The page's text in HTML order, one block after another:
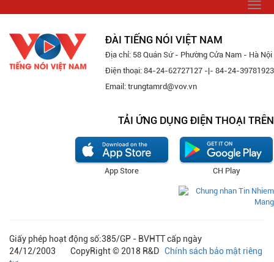
ĐÀI TIẾNG NÓI VIỆT NAM
Địa chỉ: 58 Quán Sứ - Phường Cửa Nam - Hà Nội
Điện thoại: 84-24-62727127 -|- 84-24-39781923
Email: trungtamrd@vov.vn
TẢI ỨNG DỤNG ĐIỆN THOẠI TRÊN
CH Play
App Store
Giấy phép hoạt động số:385/GP - BVHTT cấp ngày
24/12/2003 CopyRight © 2018 R&D Chính sách bảo mật riêng